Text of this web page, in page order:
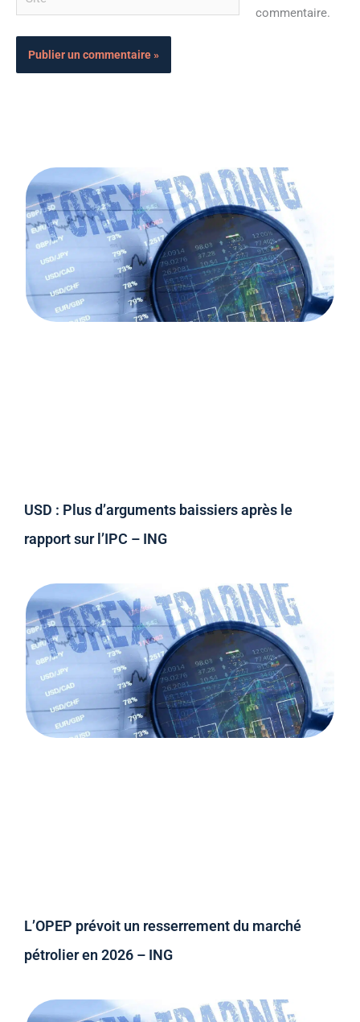
commentaire.
USD : Plus d’arguments baissiers après le
rapport sur l’IPC – ING
L’OPEP prévoit un resserrement du marché
pétrolier en 2026 – ING